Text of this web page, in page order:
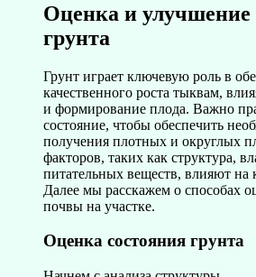
Оценка и улучшение
грунта
Грунт играет ключевую роль в
качественного роста тыквам,
и формирование плода. Важно
состояние, чтобы обеспечить
получения плотных и округлых
факторов, таких как структура,
питательных веществ, влияют на
Далее мы расскажем о способах
почвы на участке.
Оценка состояния грунта